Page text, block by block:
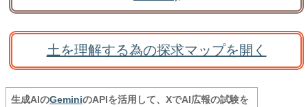
土を理解する為の探求マップを開く
生成AIのGeminiのAPIを活用して、XでAI広報の試験を